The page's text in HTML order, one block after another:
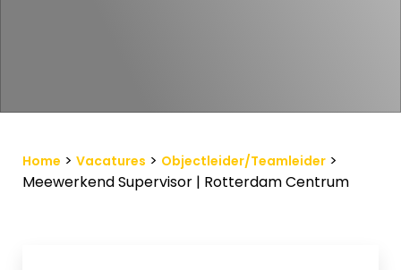
Home > Vacatures > Objectleider/Teamleider >
Meewerkend Supervisor | Rotterdam Centrum
Mijn profiel
Bewaarde vacatures